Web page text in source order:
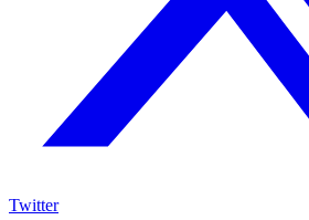
Twitter